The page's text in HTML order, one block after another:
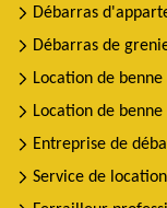
Débarras
Débarras de
Location de
Location de
Entreprise de
Service de